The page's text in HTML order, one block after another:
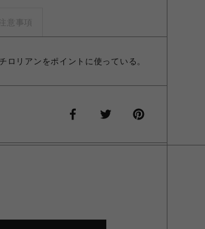
注意事項
ロリアンをポイントに使っている。